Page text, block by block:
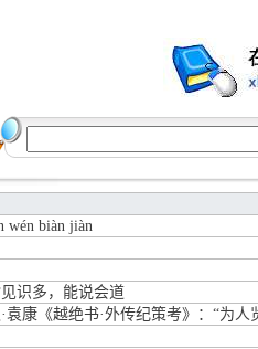
wén biàn jiàn
识多，能说会道
袁康《越绝书·外传纪策考》：“为